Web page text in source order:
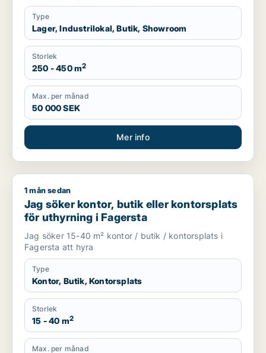
Type
Lager, Industrilokal, Butik, Showroom
Storlek
250 - 450 m2
Max. per månad
50 000 SEK
Mer info
Jag söker kontor, butik eller kontorsplats för uthyrning i
1 mån sedan
Jag söker kontor, butik eller kontorsplats
för uthyrning i Fagersta
Jag söker 15-40 m² kontor / butik / kontorsplats i
Fagersta att hyra
Type
Kontor, Butik, Kontorsplats
Storlek
15 - 40 m2
Max. per månad